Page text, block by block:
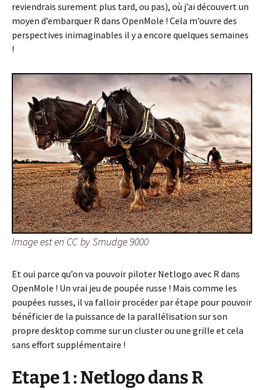
reviendrais surement plus tard, ou pas), où j’ai découvert un
moyen d’embarquer R dans OpenMole ! Cela m’ouvre des
perspectives inimaginables il y a encore quelques semaines
!
Image est en CC by Smudge 9000
Et oui parce qu’on va pouvoir piloter Netlogo avec R dans
OpenMole ! Un vrai jeu de poupée russe ! Mais comme les
poupées russes, il va falloir procéder par étape pour pouvoir
bénéficier de la puissance de la parallélisation sur son
propre desktop comme sur un cluster ou une grille et cela
sans effort supplémentaire !
Etape 1 : Netlogo dans R